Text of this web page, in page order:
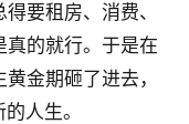
要租房、消费、
的就行。于是在
金期砸了进去，
人生。